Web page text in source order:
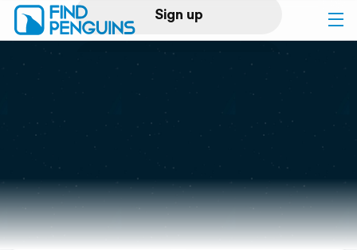
Sign up
Log in
Print a book
Flyover video
Explore